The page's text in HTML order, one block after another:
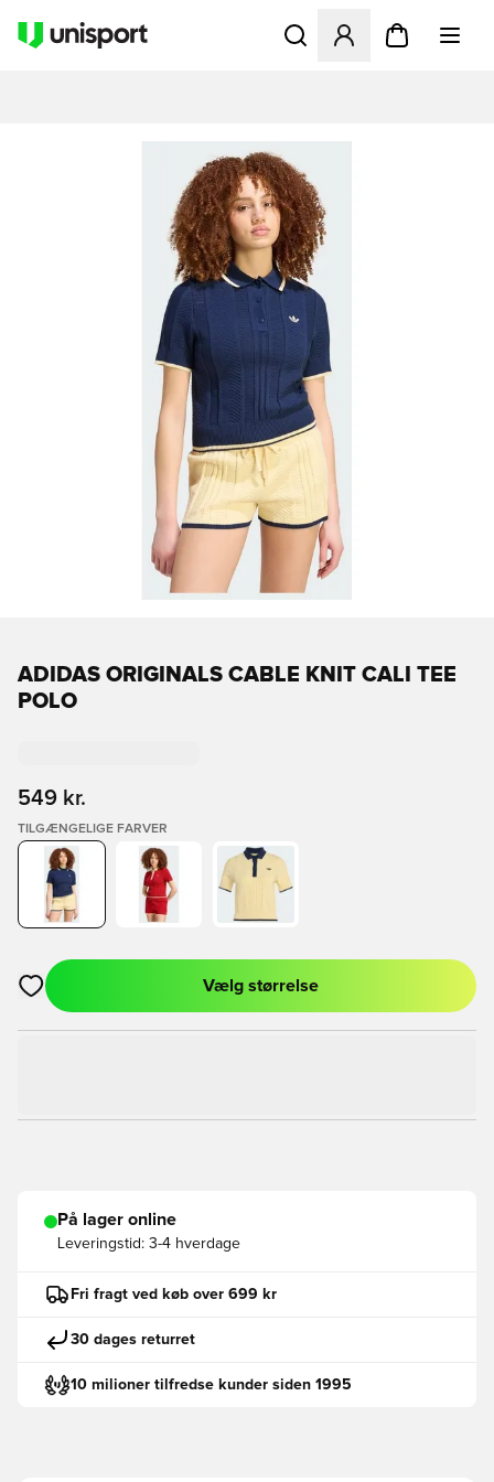
Åbner en Modal til at
ADIDAS ORIGINALS CABLE KNIT CALI TEE
POLO
549 kr.
TILGÆNGELIGE FARVER
Åbner en Modal til at logge ind eller tilmelde dig som medlem
Vælg størrelse
På lager online
Leveringstid: 3-4 hverdage
Fri fragt ved køb over 699 kr
30 dages returret
10 milioner tilfredse kunder siden 1995